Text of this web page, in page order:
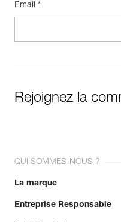
Email *
Rejoignez la
QUI SOMMES-NOUS ?
La marque
Entreprise Responsable